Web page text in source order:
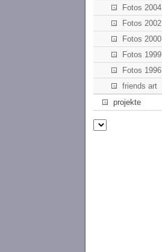
Fotos 2004
Fotos 2002
Fotos 2000
Fotos 1999
Fotos 1996
friends art
projekte